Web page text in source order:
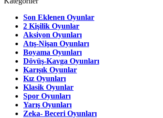
Son Eklenen Oyunlar
2 Kişilik Oyunlar
Aksiyon Oyunları
Atış-Nişan Oyunları
Boyama Oyunları
Dövüş-Kavga Oyunları
Karışık Oyunlar
Kız Oyunları
Klasik Oyunlar
Spor Oyunları
Yarış Oyunları
Zeka- Beceri Oyunları